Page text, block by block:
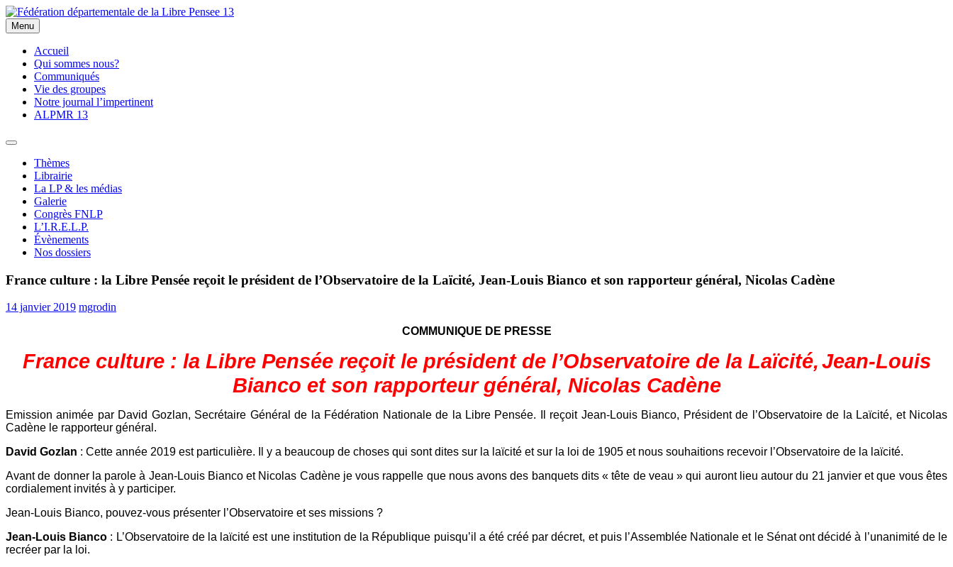
Skip
to
content
Fédération départementale de la Libre Pensee 13
Membre de la fédération Nationale de la Libre Pensée ni dieu ni maitre
Menu
Accueil
Qui sommes nous?
Communiqués
Vie des groupes
Notre journal l’impertinent
ALPMR 13
Thèmes
Librairie
La LP & les médias
Galerie
Congrès FNLP
L’I.R.E.L.P.
Évènements
Nos dossiers
France culture : la Libre Pensée reçoit le président de l’Observatoire de la Laïcité, Jean-Louis Bianco et son rapporteur général, Nicolas Cadène
14 janvier 2019 mgrodin
COMMUNIQUE DE PRESSE
France culture : la Libre Pensée reçoit le président de l’Observatoire de la Laïcité,Jean-Louis
Bianco et son rapporteur général, Nicolas Cadène
Emission animée par David Gozlan, Secrétaire Général de la Fédération Nationale de la Libre Pensée. Il reçoit Jean-Louis Bianco, Président de l’Observatoire de la Laïcité, et Nicolas
Cadène le rapporteur général.
David Gozlan : Cette année 2019 est particulière. Il y a beaucoup de choses qui sont dites sur la laïcité et sur la loi de 1905 et nous souhaitions recevoir l’Observatoire de la laïcité.
Avant de donner la parole à Jean-Louis Bianco et Nicolas Cadène je vous rappelle que nous avons des banquets dits « tête de veau » qui auront lieu autour du 21 janvier et que vous êtes
cordialement invités à y participer.
Jean-Louis Bianco, pouvez-vous présenter l’Observatoire et ses missions ?
Jean-Louis Bianco : L’Observatoire de la laïcité est une institution de la République puisqu’il a été créé par décret, et puis l’Assemblée Nationale et le Sénat ont décidé à l’unanimité de le
recréer par la loi.